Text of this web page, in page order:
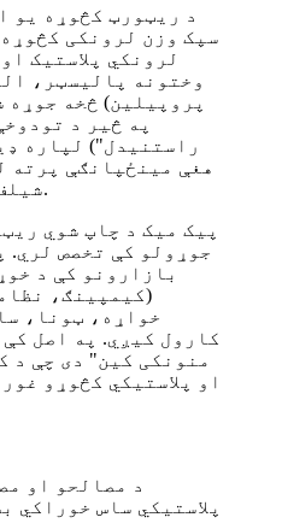
د ریټورټ کڅوړه یو
سپک وزن لرونکی
لرونکي پلاستیک
وختونه پالیسټر،
پروپیلین) څخه جوړه
په څیر د
راستنیدل") لپاره
هغې مینځپانګې پرته
شیلف کې مستحکم کوي.
پیک میک د چاپ شوي
جوړولو کې تخصص لري.
بازارونو کې د
(کیمپینګ،
خواړه، ټونا،
کارول کیږي. په اصل
منونکی کین" دی چې د
او پلاستيکي کڅوړو